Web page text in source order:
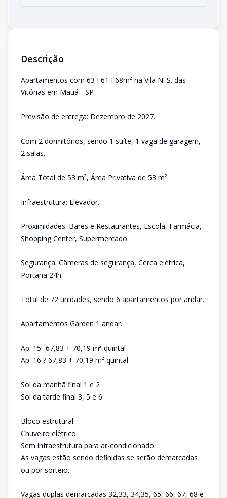
Descrição
Apartamentos com 63 I 61 I 68m² na Vila N. S. das
Vitórias em Mauá - SP
Previsão de entrega: Dezembro de 2027.
Com 2 dormitórios, sendo 1 suíte, 1 vaga de garagem,
2 salas.
Área Total de 53 m², Área Privativa de 53 m².
Infraestrutura: Elevador.
Proximidades: Bares e Restaurantes, Escola, Farmácia,
Shopping Center, Supermercado.
Segurança: Câmeras de segurança, Cerca elétrica,
Portaria 24h.
Total de 72 unidades, sendo 6 apartamentos por andar.
Apartamentos Garden 1 andar.
Ap. 15- 67,83 + 70,19 m² quintal
Ap. 16 ? 67,83 + 70,19 m² quintal
Sol da manhã final 1 e 2
Sol da tarde final 3, 5 e 6.
Bloco estrutural.
Chuveiro elétrico.
Sem infraestrutura para ar-condicionado.
As vagas estão sendo definidas se serão demarcadas
ou por sorteio.
Vagas duplas demarcadas 32,33, 34,35, 65, 66, 67, 68 e